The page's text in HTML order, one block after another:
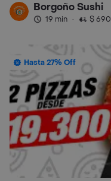
Borgoño Sushi
19 min · $ 690
Hasta 27% Off